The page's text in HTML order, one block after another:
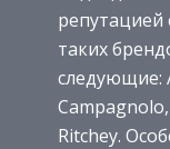
репутацией
таких
следующие:
Ritchey.